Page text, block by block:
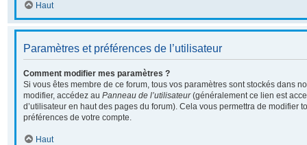
Haut
Paramètres et préférences de l’utilisateur
Comment modifier mes paramètres ?
Si vous êtes membre de ce forum, tous vos paramètres sont stockés dans
modifier, accédez au Panneau de l’utilisateur(généralement ce lien est
d’utilisateur en haut des pages du forum). Cela vous permettra de modifier
préférences de votre compte.
Haut